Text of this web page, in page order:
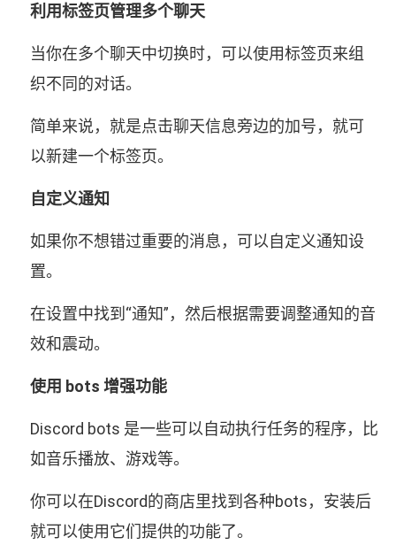
利用标签页管理多个聊天
当你在多个聊天中切换时，可以使用标签页来组
织不同的对话。
简单来说，就是点击聊天信息旁边的加号，就可
以新建一个标签页。
自定义通知
如果你不想错过重要的消息，可以自定义通知设
置。
在设置中找到“通知”，然后根据需要调整通知的音
效和震动。
使用 bots 增强功能
Discord bots 是一些可以自动执行任务的程序，比
如音乐播放、游戏等。
你可以在Discord的商店里找到各种bots，安装后
就可以使用它们提供的功能了。